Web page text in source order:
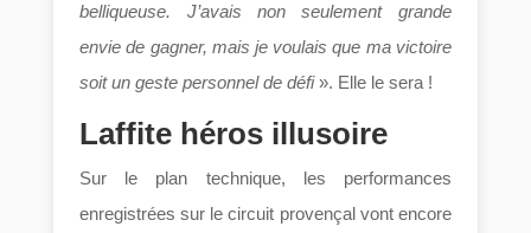
belliqueuse. J’avais non seulement grande
envie de gagner, mais je voulais que ma victoire
soit un geste personnel de défi». Elle le sera !
Laffite héros illusoire
Sur le plan technique, les performances
enregistrées sur le circuit provençal vont encore